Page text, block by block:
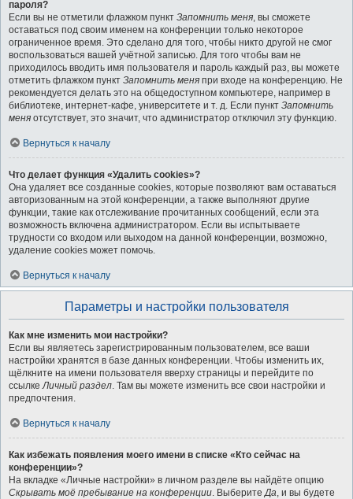
пароля?
Если вы не отметили флажком пункт Запомнить меня, вы сможете
оставаться под своим именем на конференции только некоторое
ограниченное время. Это сделано для того, чтобы никто другой не смог
воспользоваться вашей учётной записью. Для того чтобы вам не
приходилось вводить имя пользователя и пароль каждый раз, вы можете
отметить флажком пункт Запомнить меня при входе на конференцию. Не
рекомендуется делать это на общедоступном компьютере, например в
библиотеке, интернет-кафе, университете и т. д. Если пункт Запомнить
меня отсутствует, это значит, что администратор отключил эту функцию.
Вернуться к началу
Что делает функция «Удалить cookies»?
Она удаляет все созданные cookies, которые позволяют вам оставаться
авторизованным на этой конференции, а также выполняют другие
функции, такие как отслеживание прочитанных сообщений, если эта
возможность включена администратором. Если вы испытываете
трудности со входом или выходом на данной конференции, возможно,
удаление cookies может помочь.
Вернуться к началу
Параметры и настройки пользователя
Как мне изменить мои настройки?
Если вы являетесь зарегистрированным пользователем, все ваши
настройки хранятся в базе данных конференции. Чтобы изменить их,
щёлкните на имени пользователя вверху страницы и перейдите по
ссылкеЛичный раздел. Там вы можете изменить все свои настройки и
предпочтения.
Вернуться к началу
Как избежать появления моего имени в списке «Кто сейчас на
конференции»?
На вкладке «Личные настройки» в личном разделе вы найдёте опцию
Скрывать моё пребывание на конференции. ВыберитеДа, и вы будете